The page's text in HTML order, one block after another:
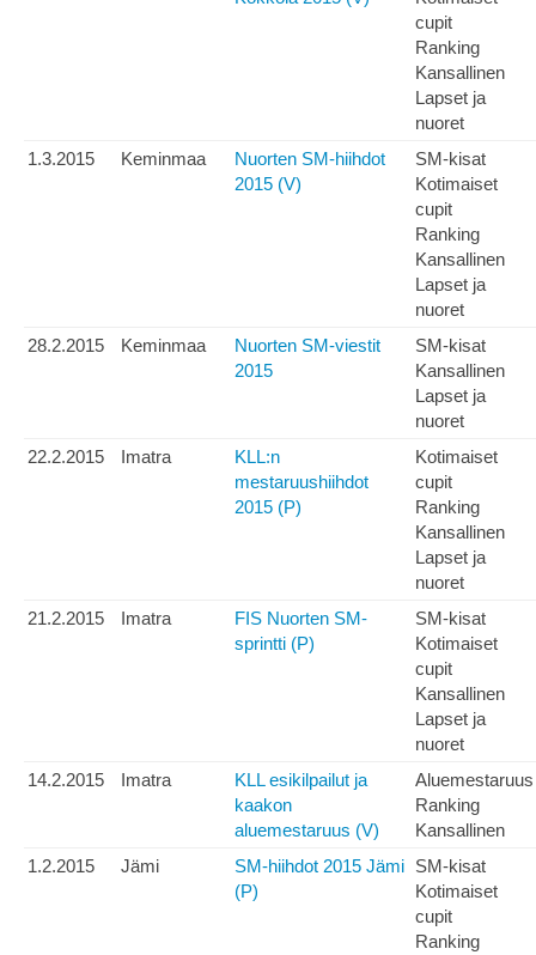
cupit
Ranking
Kansallinen
Lapset ja
nuoret
1.3.2015
Keminmaa
Nuorten SM-hiihdot
2015 (V)
SM-kisat
Kotimaiset
cupit
Ranking
Kansallinen
Lapset ja
nuoret
28.2.2015
Keminmaa
Nuorten SM-viestit
2015
SM-kisat
Kansallinen
Lapset ja
nuoret
22.2.2015
Imatra
KLL:n
mestaruushiihdot
2015 (P)
Kotimaiset
cupit
Ranking
Kansallinen
Lapset ja
nuoret
21.2.2015
Imatra
FIS Nuorten SM-
sprintti (P)
SM-kisat
Kotimaiset
cupit
Kansallinen
Lapset ja
nuoret
14.2.2015
Imatra
KLL esikilpailut ja
kaakon
aluemestaruus (V)
Aluemestaruus
Ranking
Kansallinen
1.2.2015
Jämi
SM-hiihdot 2015 Jämi
(P)
SM-kisat
Kotimaiset
cupit
Ranking